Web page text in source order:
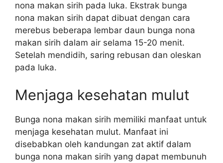
nona makan sirih pada luka. Ekstrak bunga
nona makan sirih dapat dibuat dengan cara
merebus beberapa lembar daun bunga nona
makan sirih dalam air selama 15-20 menit.
Setelah mendidih, saring rebusan dan oleskan
pada luka.
Menjaga kesehatan mulut
Bunga nona makan sirih memiliki manfaat untuk
menjaga kesehatan mulut. Manfaat ini
disebabkan oleh kandungan zat aktif dalam
bunga nona makan sirih yang dapat membunuh